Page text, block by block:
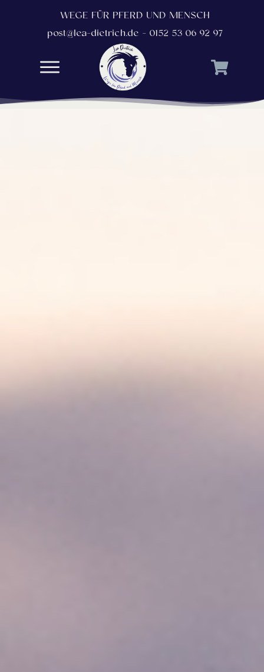
WEGE FÜR PFERD UND MENSCH
post@lea-dietrich.de - 0152 53 06 92 97